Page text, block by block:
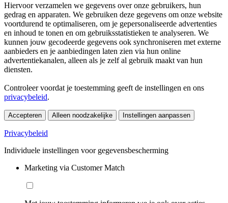
Hiervoor verzamelen we gegevens over onze gebruikers, hun
gedrag en apparaten. We gebruiken deze gegevens om onze website
voortdurend te optimaliseren, om je gepersonaliseerde advertenties
en inhoud te tonen en om gebruiksstatistieken te analyseren. We
kunnen jouw gecodeerde gegevens ook synchroniseren met externe
aanbieders en je aanbiedingen laten zien via hun online
advertentiekanalen, alleen als je zelf al gebruik maakt van hun
diensten.
Controleer voordat je toestemming geeft de instellingen en ons
privacybeleid.
Accepteren Alleen noodzakelijke Instellingen aanpassen
Privacybeleid
Individuele instellingen voor gegevensbescherming
Marketing via Customer Match